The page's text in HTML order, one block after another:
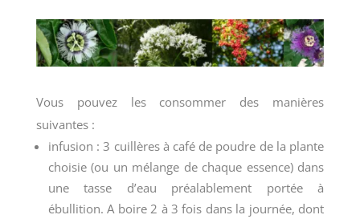
Vous pouvez les consommer des manières
suivantes :
infusion : 3 cuillères à café de poudre de la plante
choisie (ou un mélange de chaque essence) dans
une tasse d’eau préalablement portée à
ébullition. A boire 2 à 3 fois dans la journée, dont